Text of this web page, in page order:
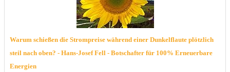
Warum schießen die Strompreise während einer Dunkelflaute plötzlich
steil nach oben? - Hans-Josef Fell - Botschafter für 100% Erneuerbare
Energien